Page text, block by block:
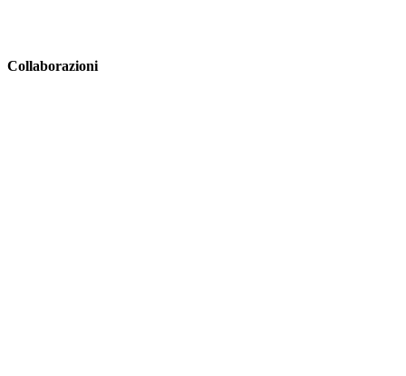
Collaborazioni